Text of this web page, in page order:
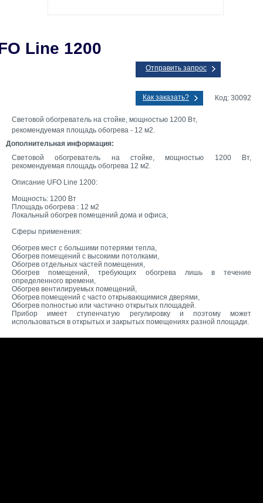
Line 1200
Отправить запрос
Как заказать? Код: 30092
Световой обогреватель на стойке, мощностью 1200 Вт,
рекомендуемая площадь обогрева - 12 м2.
Дополнительная информация:
Световой обогреватель на стойке, мощностью 1200 Вт,
рекомендуемая площадь обогрева 12 м2.
Описание UFO Line 1200:
Мощность: 1200 Вт
Площадь обогрева : 12 м2
Локальный обогрев помещений дома и офиса,
Сферы применения:
Обогрев мест с большими потерями тепла,
Обогрев помещений с высокими потолками,
Обогрев отдельных частей помещения,
Обогрев помещений, требующих обогрева лишь в течение
определенного времени,
Обогрев вентилируемых помещений,
Обогрев помещений с часто открывающимися дверями,
Обогрев полностью или частично открытых площадей.
Прибор имеет ступенчатую регулировку и поэтому может
использоваться в открытых и закрытых помещениях разной площади.